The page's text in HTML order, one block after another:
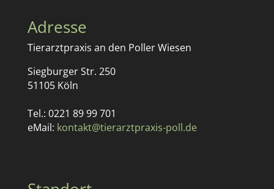
Adresse
Tierarztpraxis an den Poller Wiesen
Siegburger Str. 250
51105 Köln
Tel.: 0221 89 99 701
eMail: kontakt@tierarztpraxis-poll.de